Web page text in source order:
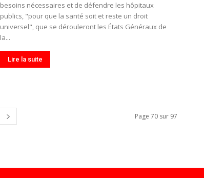
besoins nécessaires et de défendre les hôpitaux
publics, "pour que la santé soit et reste un droit
universel", que se dérouleront les États Généraux de
la...
Lire la suite
Page 70 sur 97